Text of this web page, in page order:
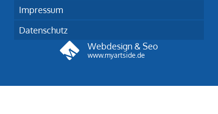
Impressum
Datenschutz
Webdesign & Seo
www.myartside.de